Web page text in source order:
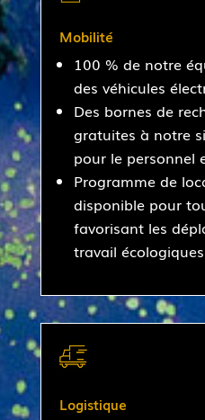
Mobilité
100 % de notre
des véhicules
Des bornes de
gratuites à notre
pour le personnel
Programme de
disponible pour
favorisant les
travail
Logistique